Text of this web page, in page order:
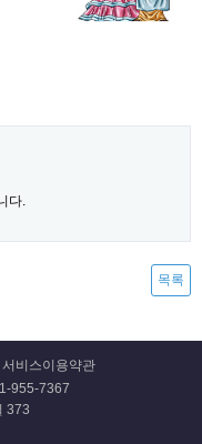
다.
목록
서비스이용약관
955-7367
373